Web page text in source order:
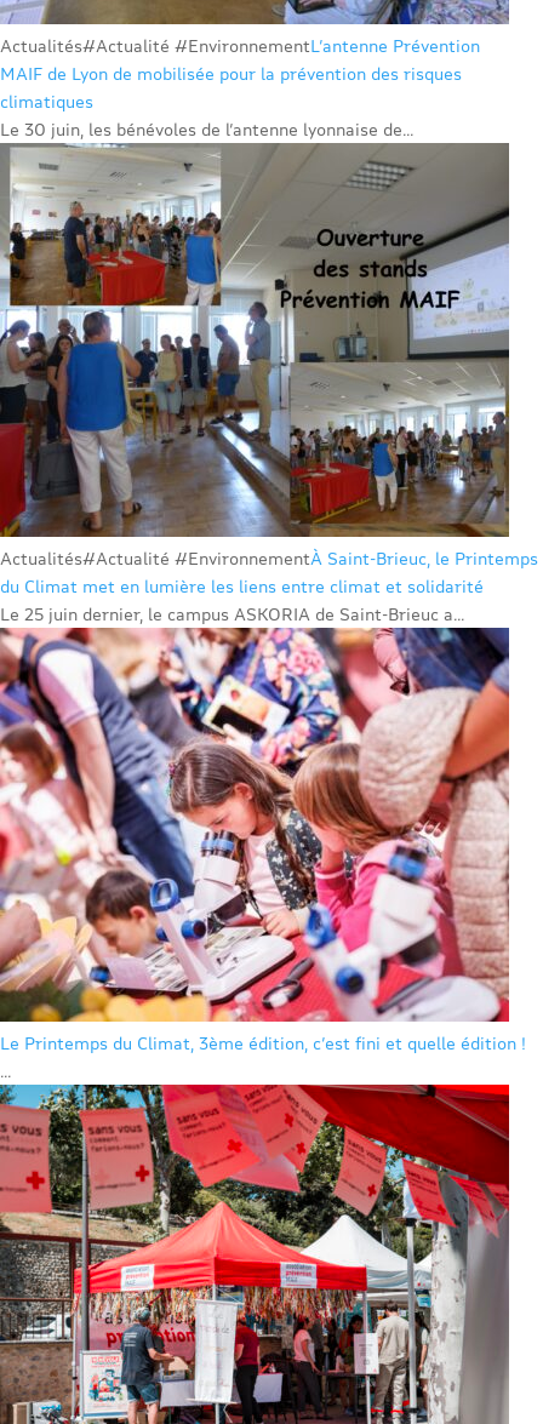
Actualités#Actualité #EnvironnementL’antenne Prévention
MAIF de Lyon de mobilisée pour la prévention des risques
climatiques
Le 30 juin, les bénévoles de l’antenne lyonnaise de...
Actualités#Actualité #EnvironnementÀ Saint-Brieuc, le Printemps
du Climat met en lumière les liens entre climat et solidarité
Le 25 juin dernier, le campus ASKORIA de Saint-Brieuc a...
Le Printemps du Climat, 3ème édition, c’est fini et quelle édition !
...